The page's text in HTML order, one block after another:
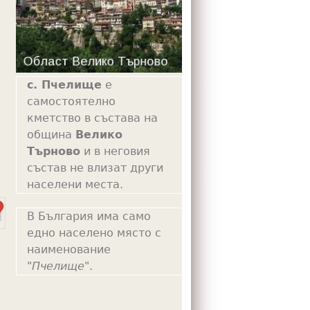
с. Пчелище е
самостоятелно
кметство в състава на
община Велико
Търново и в неговия
състав не влизат други
населени места.
В България има само
едно населено място с
наименование
"Пчелище".